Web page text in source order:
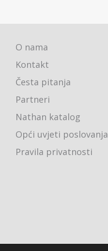
O nama
Kontakt
Česta pitanja
Partneri
Nathan katalog
Opći uvjeti poslovanja
Pravila privatnosti